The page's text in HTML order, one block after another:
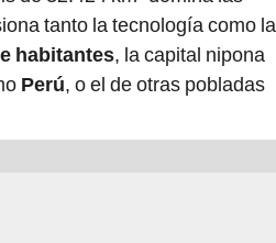
tanto la tecnología como la
habitantes, la capital nipona
Perú, o el de otras pobladas